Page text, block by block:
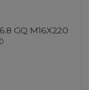
GQ M16X220